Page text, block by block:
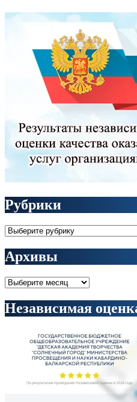
Рубрики
Рубрики
Архивы
Архивы
Независимая